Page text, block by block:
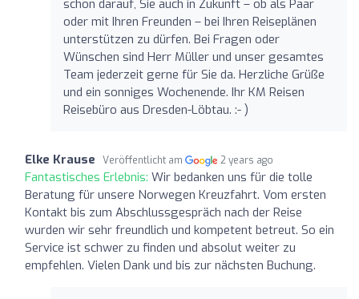
schon darauf, Sie auch in Zukunft – ob als Paar
oder mit Ihren Freunden – bei Ihren Reiseplänen
unterstützen zu dürfen. Bei Fragen oder
Wünschen sind Herr Müller und unser gesamtes
Team jederzeit gerne für Sie da. Herzliche Grüße
und ein sonniges Wochenende. Ihr KM Reisen
Reisebüro aus Dresden-Löbtau. :- )
Elke Krause Veröffentlicht am 2 years ago
Fantastisches Erlebnis: Wir bedanken uns für die tolle
Beratung für unsere Norwegen Kreuzfahrt. Vom ersten
Kontakt bis zum Abschlussgespräch nach der Reise
wurden wir sehr freundlich und kompetent betreut. So ein
Service ist schwer zu finden und absolut weiter zu
empfehlen. Vielen Dank und bis zur nächsten Buchung.